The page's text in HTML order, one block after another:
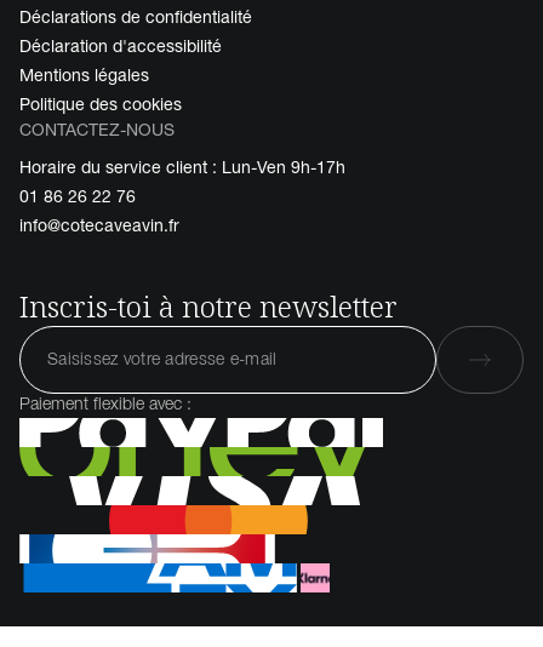
Déclarations de confidentialité
Déclaration d'accessibilité
Mentions légales
Politique des cookies
CONTACTEZ-NOUS
Horaire du service client : Lun-Ven 9h-17h
01 86 26 22 76
info@cotecaveavin.fr
Inscris-toi à notre newsletter
Paiement flexible avec :